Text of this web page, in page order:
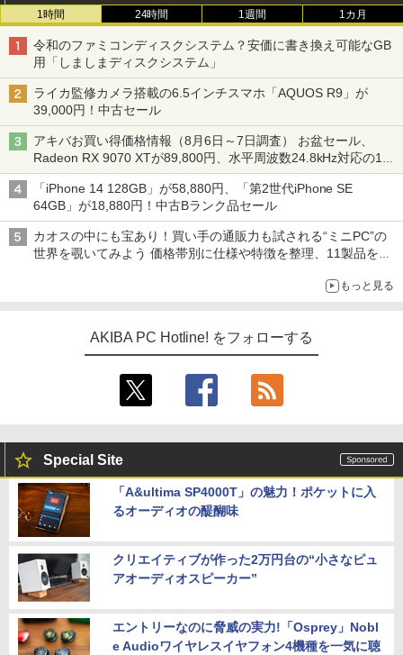
1時間 24時間 1週間 1カ月
令和のファミコンディスクシステム？安価に書き換え可能なGB
用「しましまディスクシステム」
ライカ監修カメラ搭載の6.5インチスマホ「AQUOS R9」が
39,000円！中古セール
アキバお買い得価格情報（8月6日～7日調査） お盆セール、
Radeon RX 9070 XTが89,800円、水平周波数24.8kHz対応の17
型モニターが9,801円、暑さ指数連動セール ほか
「iPhone 14 128GB」が58,880円、「第2世代iPhone SE
64GB」が18,880円！中古Bランク品セール
カオスの中にも宝あり！買い手の通販力も試される“ミニPC”の
世界を覗いてみよう 価格帯別に仕様や特徴を整理、11製品をピ
もっと見る
AKIBA PC Hotline! をフォローする
Special Site
「A&ultima SP4000T」の魅力！ポケットに入
るオーディオの醍醐味
クリエイティブが作った2万円台の“小さなピュ
アオーディオスピーカー”
エントリーなのに脅威の実力!「Osprey」Nobl
e Audioワイヤレスイヤフォン4機種を一気に聴